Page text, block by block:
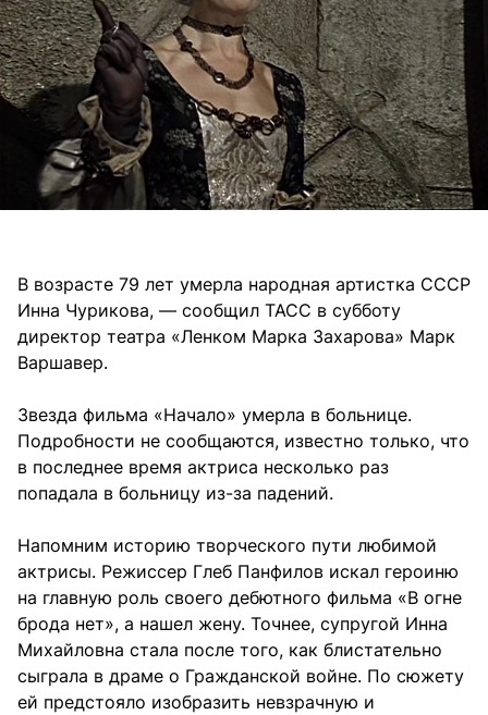
В возрасте 79 лет умерла народная артистка СССР
Инна Чурикова, — сообщил ТАСС в субботу
директор театра «Ленком Марка Захарова» Марк
Варшавер.
Звезда фильма «Начало» умерла в больнице.
Подробности не сообщаются, известно только, что
в последнее время актриса несколько раз
попадала в больницу из-за падений.
Напомним историю творческого пути любимой
актрисы. Режиссер Глеб Панфилов искал героиню
на главную роль своего дебютного фильма «В огне
брода нет», а нашел жену. Точнее, супругой Инна
Михайловна стала после того, как блистательно
сыграла в драме о Гражданской войне. По сюжету
ей предстояло изобразить невзрачную и